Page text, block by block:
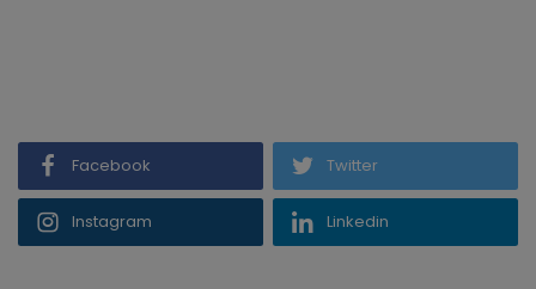
Vidéos
Société
Facebook Twitter
Instagram Linkedin